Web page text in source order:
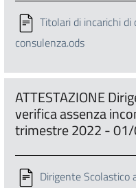
Titolari di incarichi di
consulenza.ods
ATTESTAZIONE
verifica assenza
trimestre 2022 -
Dirigente Scolastico